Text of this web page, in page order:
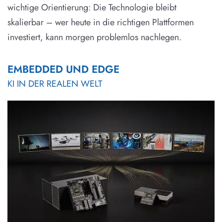
wichtige Orientierung: Die Technologie bleibt
skalierbar – wer heute in die richtigen Plattformen
investiert, kann morgen problemlos nachlegen.
EMBEDDED UND EDGE
KI IN DER REALEN WELT